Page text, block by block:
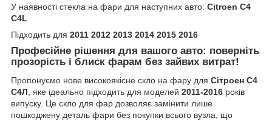
У наявності стекла на фари для наступних авто: Citroen C4
C4L
Підходить для 2011 2012 2013 2014 2015 2016
Професійне рішення для вашого авто: поверніть
прозорість і блиск фарам без зайвих витрат!
Пропонуємо нове високоякісне скло на фару для Сітроен С4
С4Л, яке ідеально підходить для моделей 2011-2016 років
випуску. Це скло для фар дозволяє замінити лише
пошкоджену деталь фари без покупки всього вузла, що